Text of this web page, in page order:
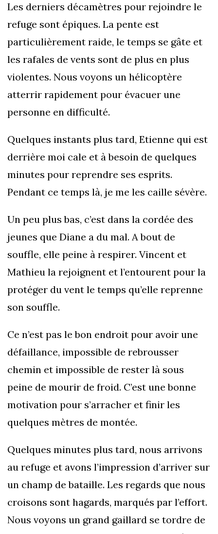
Les derniers décamètres pour rejoindre le
refuge sont épiques. La pente est
particulièrement raide, le temps se gâte et
les rafales de vents sont de plus en plus
violentes. Nous voyons un hélicoptère
atterrir rapidement pour évacuer une
personne en difficulté.
Quelques instants plus tard, Etienne qui est
derrière moi cale et à besoin de quelques
minutes pour reprendre ses esprits.
Pendant ce temps là, je me les caille sévère.
Un peu plus bas, c’est dans la cordée des
jeunes que Diane a du mal. A bout de
souffle, elle peine à respirer. Vincent et
Mathieu la rejoignent et l’entourent pour la
protéger du vent le temps qu’elle reprenne
son souffle.
Ce n’est pas le bon endroit pour avoir une
défaillance, impossible de rebrousser
chemin et impossible de rester là sous
peine de mourir de froid. C’est une bonne
motivation pour s’arracher et finir les
quelques mètres de montée.
Quelques minutes plus tard, nous arrivons
au refuge et avons l’impression d’arriver sur
un champ de bataille. Les regards que nous
croisons sont hagards, marqués par l’effort.
Nous voyons un grand gaillard se tordre de